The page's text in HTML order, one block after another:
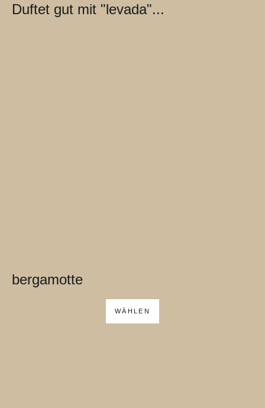
Duftet gut mit "levada"...
bergamotte
WÄHLEN